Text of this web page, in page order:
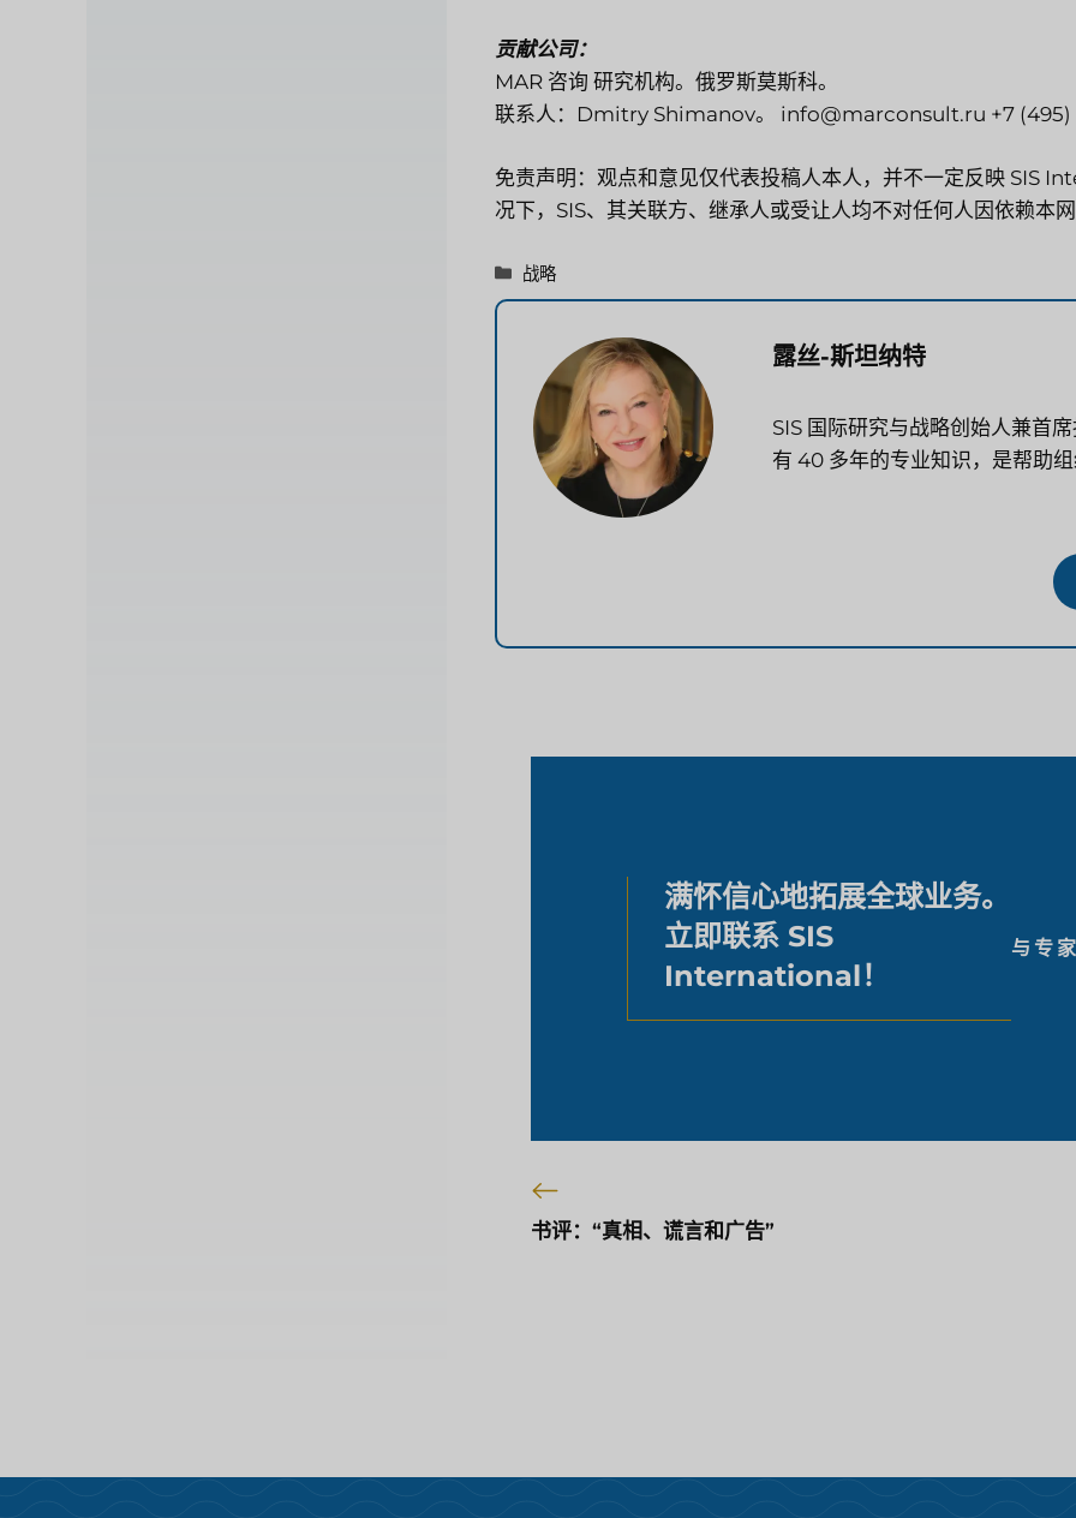
贡献公司：
MAR 咨询 研究机构。俄罗斯莫斯科。
联系人：Dmitry Shimanov。 info@marconsult.ru +7
免责声明：观点和意见仅代表投稿人本人，并不一定反映 SIS
况下，SIS、其关联方、继承人或受让人均不对任何人因依赖本
分
类
战略
露丝-斯坦纳特
SIS 国际研究与战略创始人兼首
有 40 多年的专业知识，是帮助
满怀信心地拓展全球业务。
立即联系 SIS
International！
与专
书评：“真相、谎言和广告”